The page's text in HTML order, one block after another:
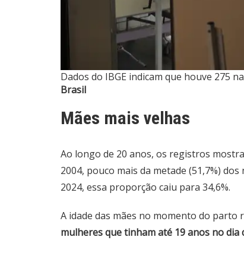
Dados do IBGE indicam que houve 275
Brasil
Mães mais velhas
Ao longo de 20 anos, os registros
2004, pouco mais da metade (51,7%)
2024, essa proporção caiu para 34,6%.
A idade das mães no momento do parto
mulheres que tinham até 19 anos no dia